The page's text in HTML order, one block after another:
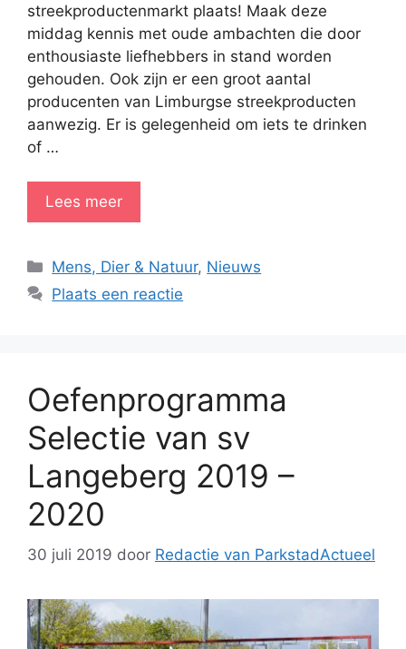
streekproductenmarkt plaats! Maak deze
middag kennis met oude ambachten die door
enthousiaste liefhebbers in stand worden
gehouden. Ook zijn er een groot aantal
producenten van Limburgse streekproducten
aanwezig. Er is gelegenheid om iets te drinken
of …
Lees meer
Categorieën
Mens, Dier & Natuur, Nieuws
Plaats een reactie
Oefenprogramma
Selectie van sv
Langeberg 2019 –
2020
30 juli 2019 door Redactie van ParkstadActueel